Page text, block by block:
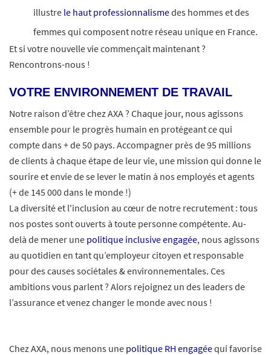
illustre le haut professionnalismedes hommes et des
femmes qui composent notre réseau unique en France.
Et si votre nouvelle vie commençait maintenant ?
Rencontrons-nous !
VOTRE ENVIRONNEMENT DE TRAVAIL
Notre raison d’être chez AXA ? Chaque jour, nous agissons
ensemble pour le progrès humain en protégeant ce qui
compte dans + de 50 pays. Accompagner près de 95 millions
de clients à chaque étape de leur vie, une mission qui donne le
sourire et envie de se lever le matin à nos employés et agents
(+ de 145 000 dans le monde !)
La diversité et l'inclusion au cœur de notre recrutement : tous
nos postes sont ouverts à toute personne compétente. Au-
delà de mener une politique inclusive engagée, nous agissons
au quotidien en tant qu’employeur citoyen et responsable
pour des causes sociétales & environnementales. Ces
ambitions vous parlent ? Alors rejoignez un des leaders de
l’assurance et venez changer le monde avec nous !
Chez AXA, nous menons une politique RH engagéequi favorise